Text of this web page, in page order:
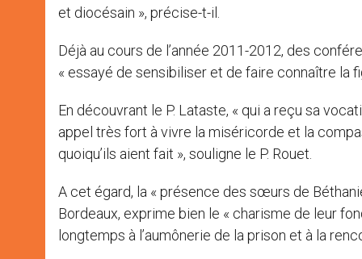
et diocésain », précise-t-il.
Déjà au cours de l’année 2011-2012, des
« essayé de sensibiliser et de faire connaître la
En découvrant le P. Lataste, « qui a reçu sa
appel très fort à vivre la miséricorde et la
quoiqu’ils aient fait », souligne le P. Rouet.
A cet égard, la « présence des sœurs de
Bordeaux, exprime bien le « charisme de leur
longtemps à l’aumônerie de la prison et à la